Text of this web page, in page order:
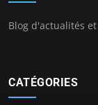
Blog d'actualités
CATÉGORIES